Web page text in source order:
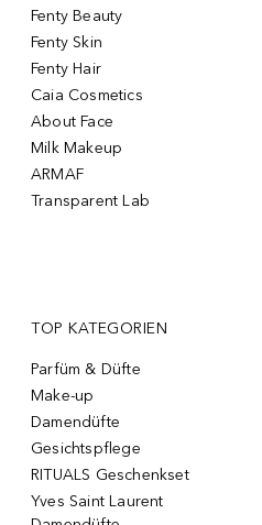
Fenty Beauty
Fenty Skin
Fenty Hair
Caia Cosmetics
About Face
Milk Makeup
ARMAF
Transparent Lab
TOP KATEGORIEN
Parfüm & Düfte
Make-up
Damendüfte
Gesichtspflege
RITUALS Geschenkset
Yves Saint Laurent